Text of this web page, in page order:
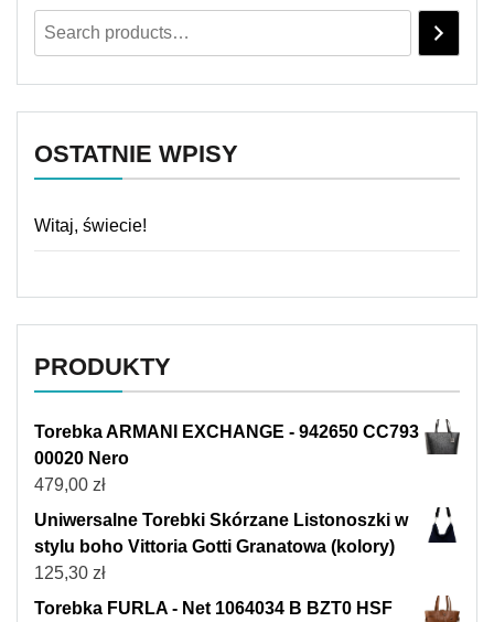
OSTATNIE WPISY
Witaj, świecie!
PRODUKTY
Torebka ARMANI EXCHANGE - 942650 CC793
00020 Nero
479,00 zł
Uniwersalne Torebki Skórzane Listonoszki w
stylu boho Vittoria Gotti Granatowa (kolory)
125,30 zł
Torebka FURLA - Net 1064034 B BZT0 HSF